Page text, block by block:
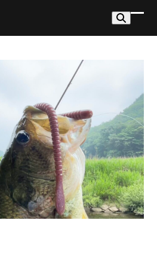
モ
イ
メ
ニ
ュ
ー
を
開
く
モ
イ
メ
ニ
ュ
ー
を
閉
じ